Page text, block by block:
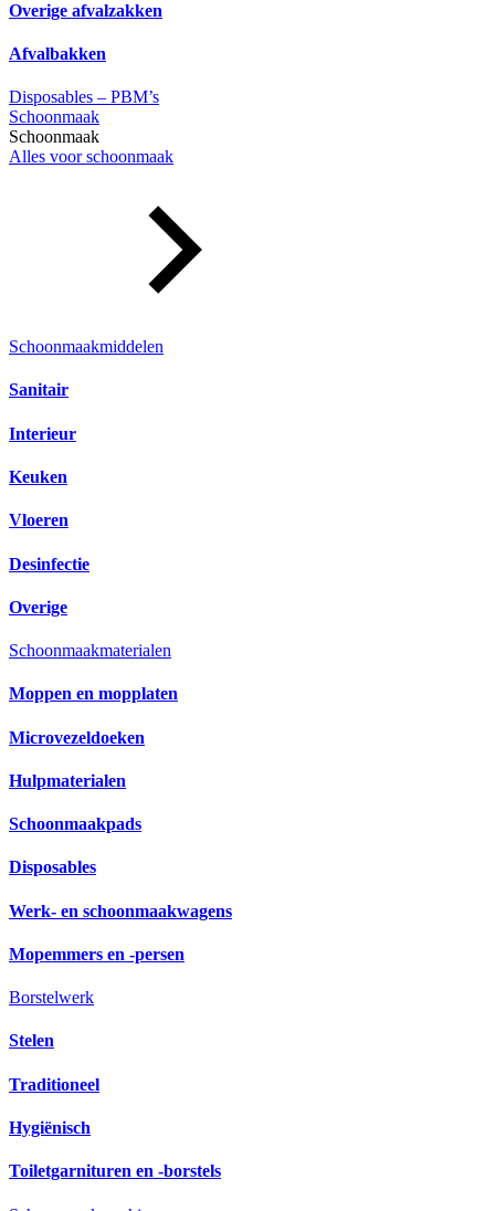
Overige afvalzakken
Afvalbakken
Disposables – PBM’s
Schoonmaak
Schoonmaak
Alles voor schoonmaak
Schoonmaakmiddelen
Sanitair
Interieur
Keuken
Vloeren
Desinfectie
Overige
Schoonmaakmaterialen
Moppen en mopplaten
Microvezeldoeken
Hulpmaterialen
Schoonmaakpads
Disposables
Werk- en schoonmaakwagens
Mopemmers en -persen
Borstelwerk
Stelen
Traditioneel
Hygiënisch
Toiletgarnituren en -borstels